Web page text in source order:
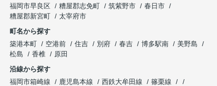
福岡市早良区
糟屋郡志免町 筑紫野市
春日市
糟屋郡新宮町
太宰府市
町名から探す
築港本町
空港前 住吉 別府 春吉 博多駅南
美野島
松島
香椎
原田
沿線から探す
福岡市箱崎線
鹿児島本線 西鉄大牟田線
篠栗線